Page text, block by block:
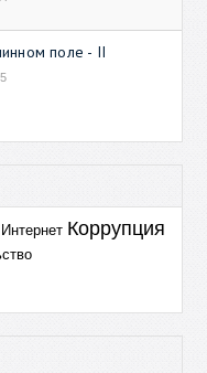
поле - II
Интернет Коррупция